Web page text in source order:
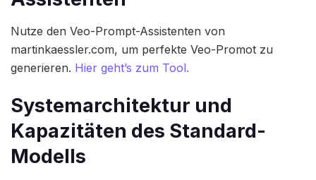
Nutze den Veo-Prompt-Assistenten von
martinkaessler.com, um perfekte Veo-Promot zu
generieren. Hier geht’s zum Tool.
Systemarchitektur und
Kapazitäten des Standard-
Modells